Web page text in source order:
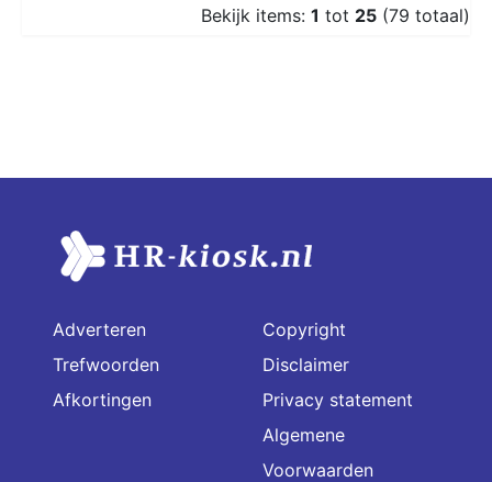
Bekijk items: 1 tot 25 (79 totaal)
Adverteren
Trefwoorden
Afkortingen
Copyright
Disclaimer
Privacy statement
Algemene
Voorwaarden